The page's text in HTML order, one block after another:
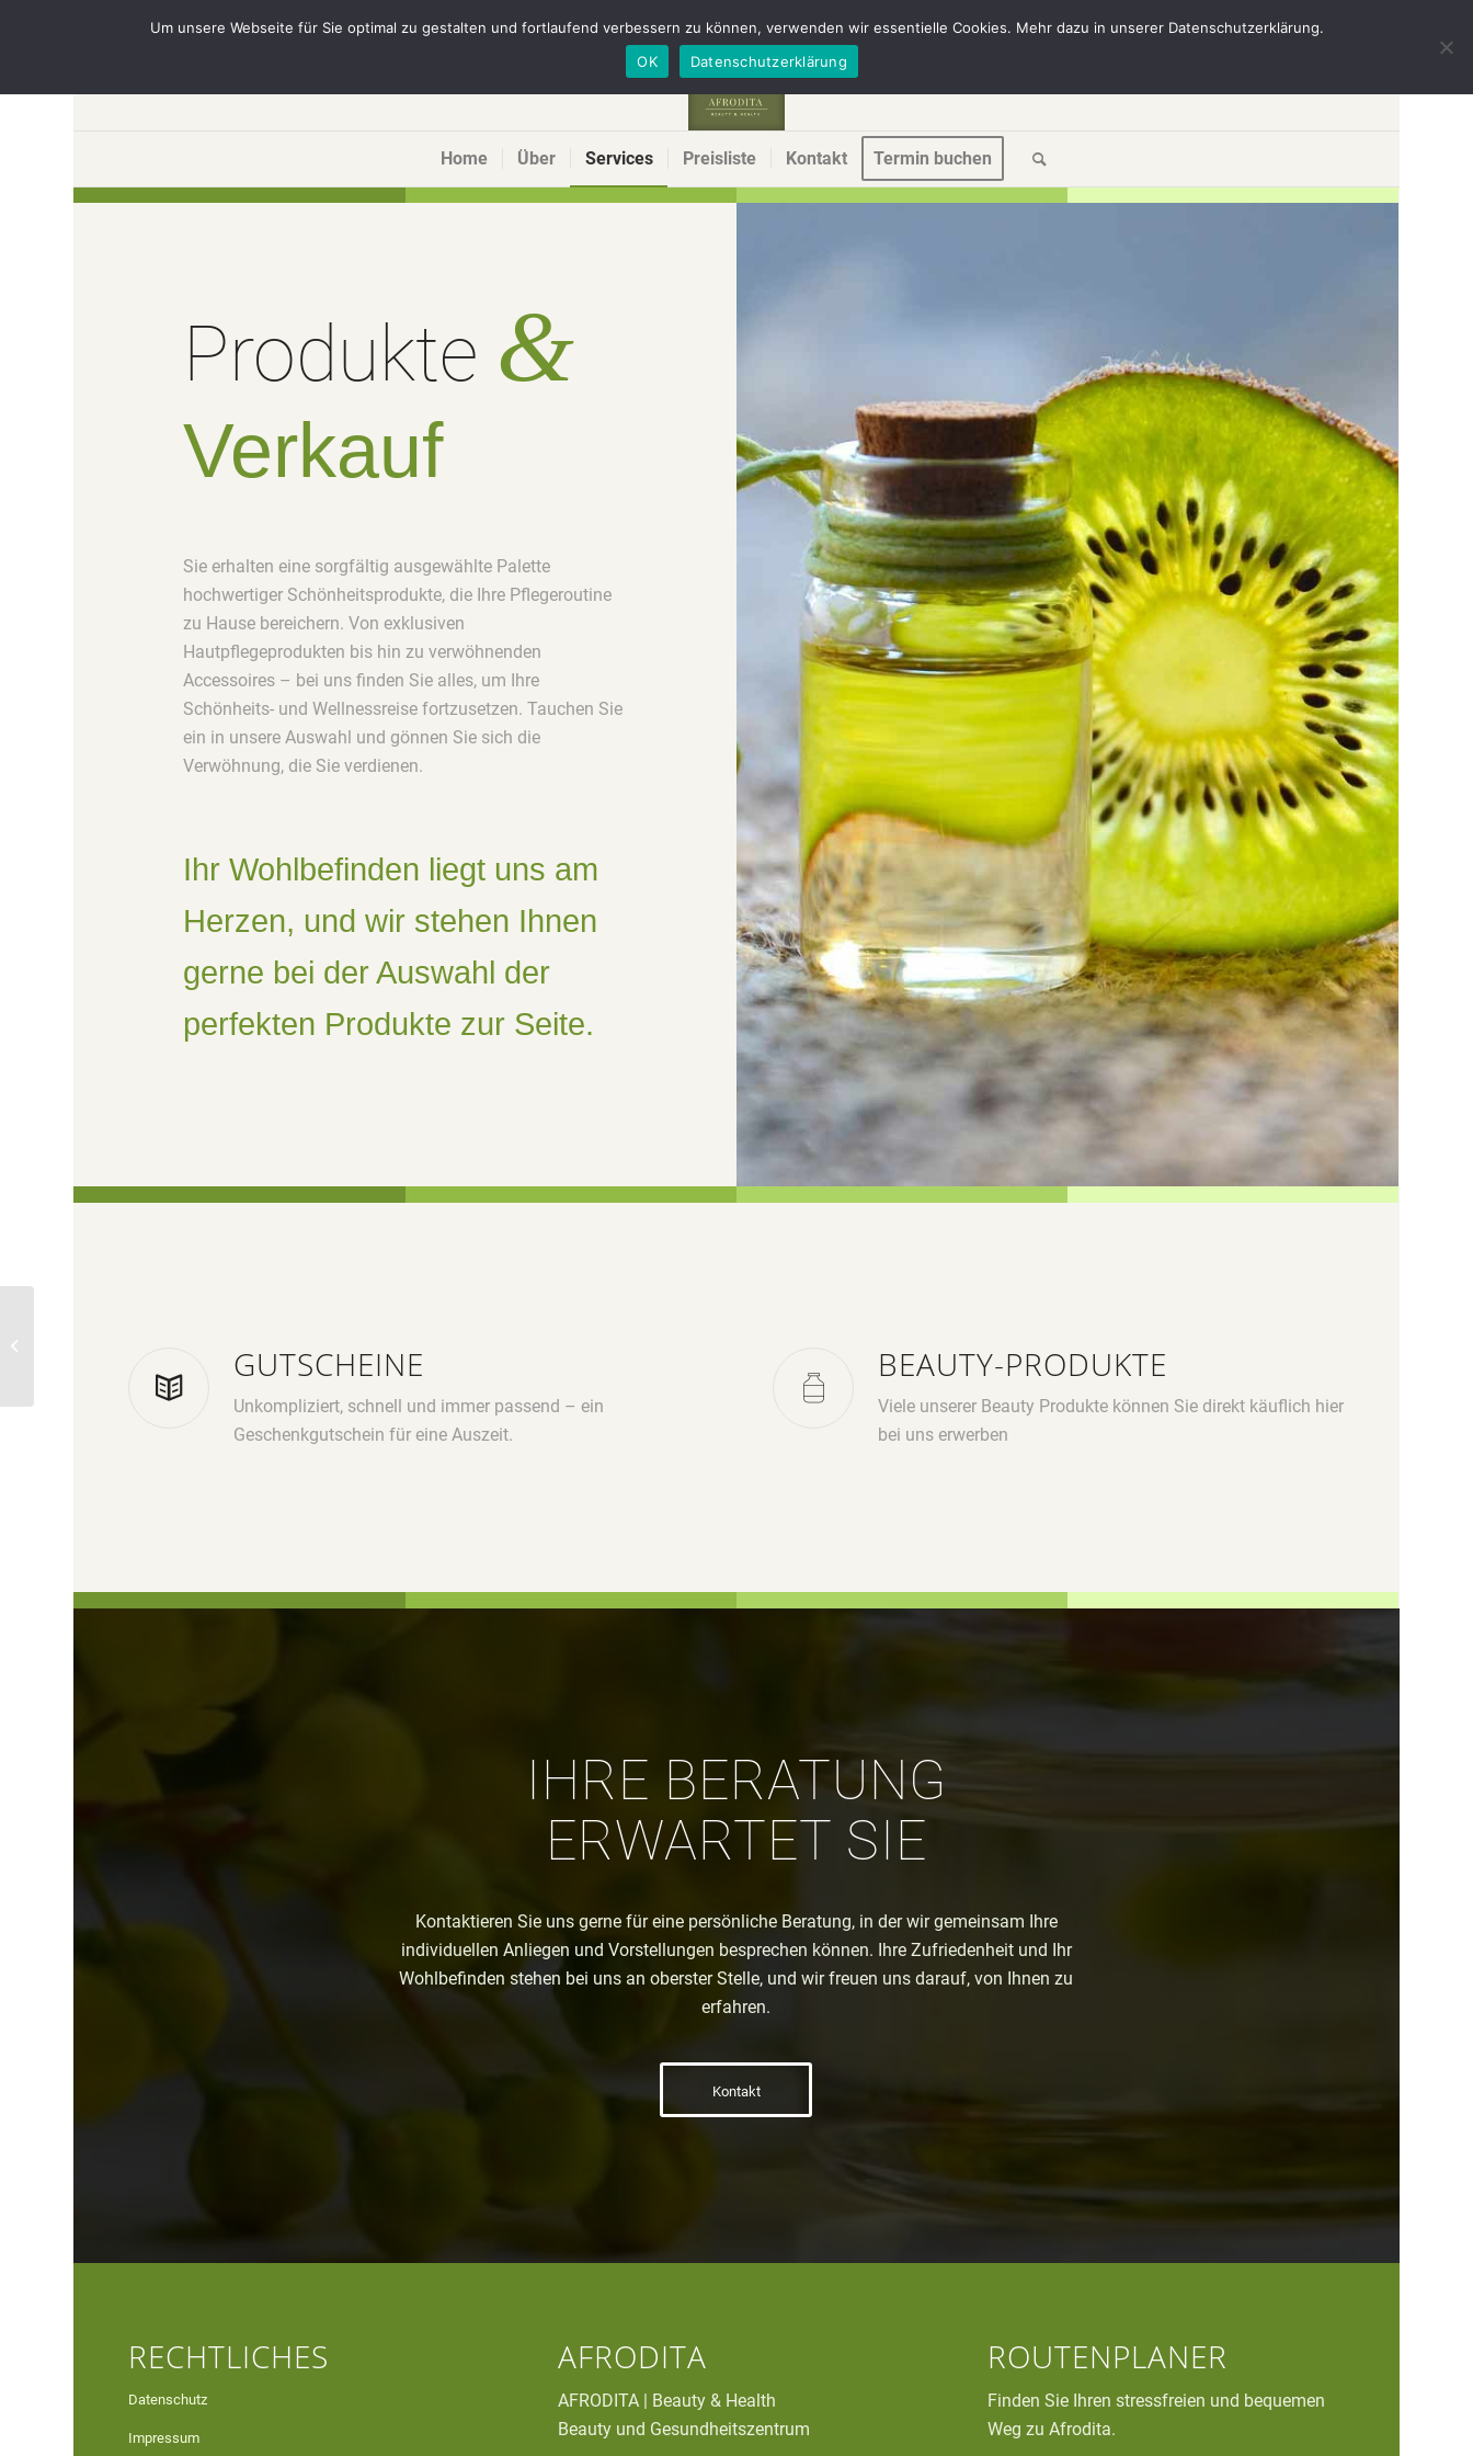
Home Über Services Preisliste Kontakt Termin buchen
Produkte &
Verkauf
Sie erhalten eine sorgfältig ausgewählte Palette
hochwertiger Schönheitsprodukte, die Ihre Pflegeroutine
zu Hause bereichern. Von exklusiven
Hautpflegeprodukten bis hin zu verwöhnenden
Accessoires – bei uns finden Sie alles, um Ihre
Schönheits- und Wellnessreise fortzusetzen. Tauchen Sie
ein in unsere Auswahl und gönnen Sie sich die
Verwöhnung, die Sie verdienen.
Ihr Wohlbefinden liegt uns am
Herzen, und wir stehen Ihnen
gerne bei der Auswahl der
perfekten Produkte zur Seite.
GUTSCHEINE
Unkompliziert, schnell und immer passend – ein
Geschenkgutschein für eine Auszeit.
BEAUTY-PRODUKTE
Viele unserer Beauty Produkte können Sie direkt käuflich hier
bei uns erwerben
IHRE BERATUNG
ERWARTET SIE
Kontaktieren Sie uns gerne für eine persönliche Beratung, in der wir gemeinsam Ihre
individuellen Anliegen und Vorstellungen besprechen können. Ihre Zufriedenheit und Ihr
Wohlbefinden stehen bei uns an oberster Stelle, und wir freuen uns darauf, von Ihnen zu
erfahren.
Kontakt
RECHTLICHES
Datenschutz
Impressum
AFRODITA
AFRODITA | Beauty & Health
Beauty und Gesundheitszentrum
ROUTENPLANER
Finden Sie Ihren stressfreien und bequemen
Weg zu Afrodita.
Um unsere Webseite für Sie optimal zu gestalten und fortlaufend verbessern zu können, verwenden wir essentielle Cookies. Mehr dazu in unserer Datenschutzerklärung.
OK
Datenschutzerklärung